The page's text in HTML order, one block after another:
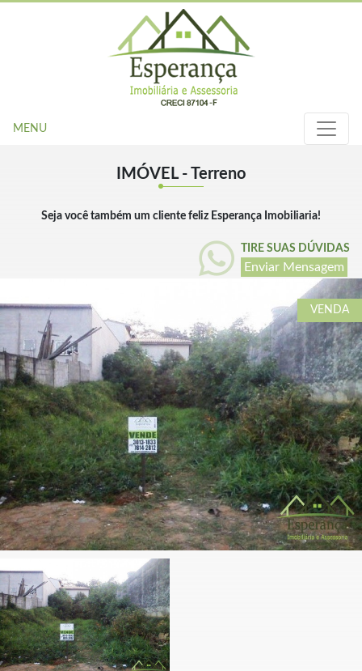
MENU
IMÓVEL - Terreno
Seja você também um cliente feliz Esperança Imobiliaria!
TIRE SUAS DÚVIDAS
Enviar Mensagem
VENDA